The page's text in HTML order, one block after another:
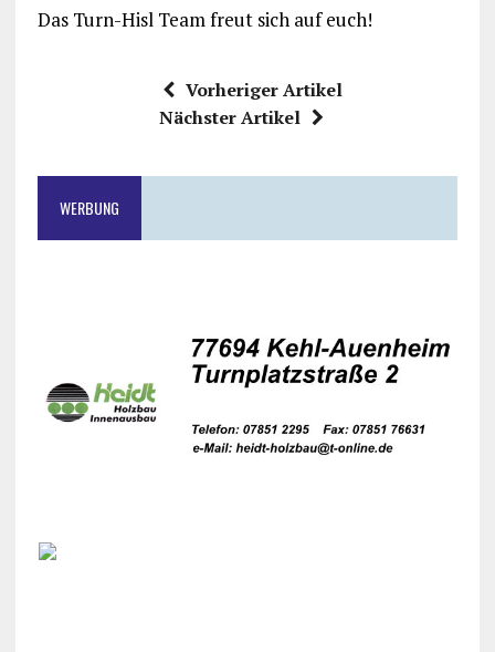
Das Turn-Hisl Team freut sich auf euch!
Vorheriger Artikel
Nächster Artikel
WERBUNG